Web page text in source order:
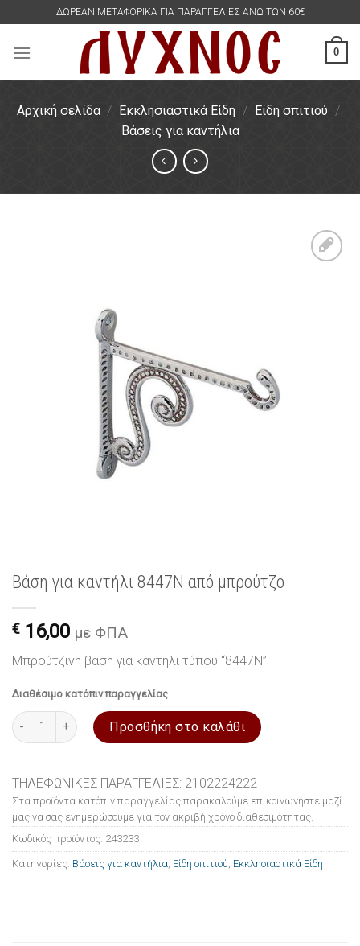
content
ΔΩΡΕΑΝ ΜΕΤΑΦΟΡΙΚΑ ΓΙΑ ΠΑΡΑΓΓΕΛΙΕΣ ΑΝΩ ΤΩΝ 60€
0
Αρχική σελίδα / Εκκλησιαστικά Είδη / Είδη σπιτιού /
Βάσεις για καντήλια
Βάση για καντήλι 8447N από μπρούτζο
€ 16,00 με ΦΠΑ
Μπρούτζινη βάση για καντήλι τύπου “8447N”
Διαθέσιμο κατόπιν παραγγελίας
Βάση για καντήλι 8447N από μπρούτζο ποσότητα
Προσθήκη στο καλάθι
ΤΗΛΕΦΩΝΙΚΕΣ ΠΑΡΑΓΓΕΛΙΕΣ: 2102224222
Στα προϊόντα κατόπιν παραγγελίας παρακαλούμε επικοινωνήστε μαζί
μας να σας ενημερώσουμε για τον ακριβή χρόνο διαθεσιμότητας.
Κωδικός προϊόντος: 243233
Κατηγορίες: Βάσεις για καντήλια Είδη σπιτιού Εκκλησιαστικά Είδη